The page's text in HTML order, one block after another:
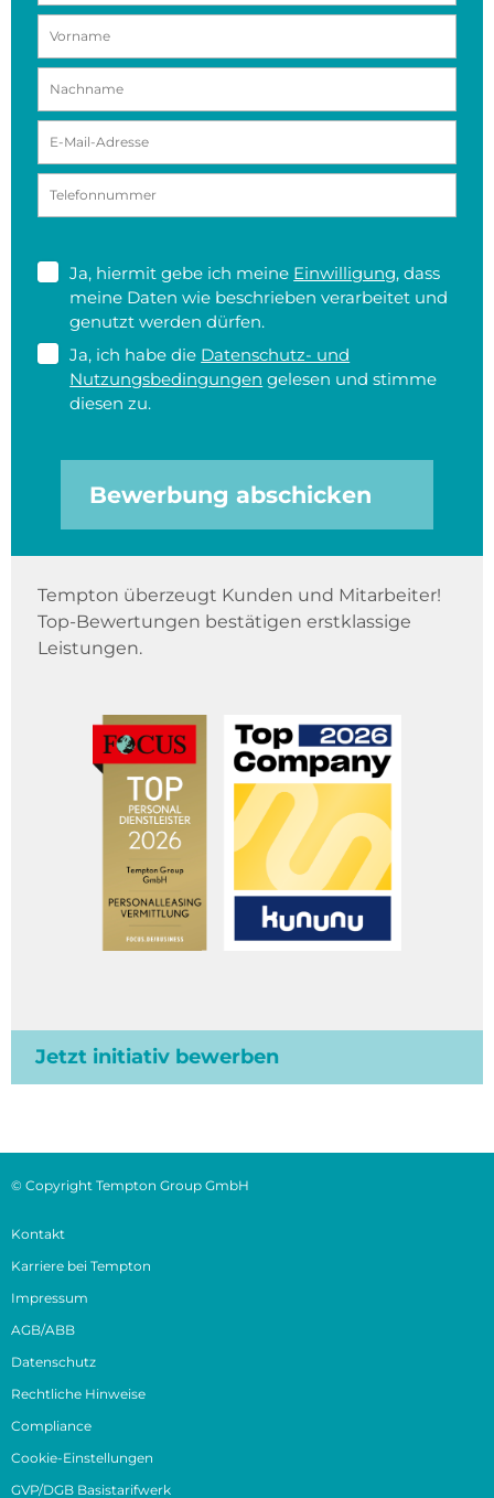
Ja, hiermit gebe ich meine Einwilligung, dass
meine Daten wie beschrieben verarbeitet und
genutzt werden dürfen.
Ja, ich habe die Datenschutz- und
Nutzungsbedingungen gelesen und stimme
diesen zu.
Bewerbung abschicken
Tempton überzeugt Kunden und Mitarbeiter!
Top-Bewertungen bestätigen erstklassige
Leistungen.
Jetzt initiativ bewerben
© Copyright Tempton Group GmbH
Kontakt
Karriere bei Tempton
Impressum
AGB/ABB
Datenschutz
Rechtliche Hinweise
Compliance
Cookie-Einstellungen
GVP/DGB Basistarifwerk